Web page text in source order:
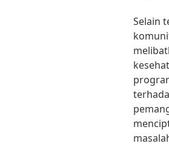
Selain